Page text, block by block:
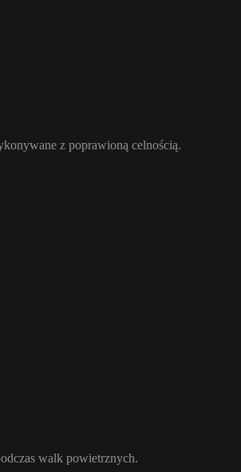
z poprawioną celnością.
walk powietrznych.